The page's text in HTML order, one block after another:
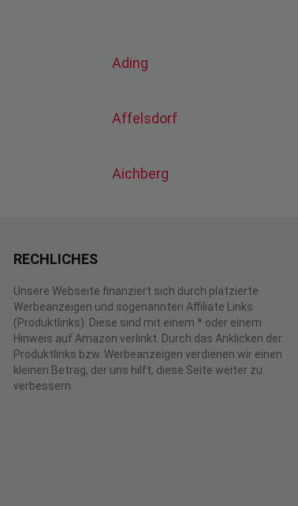
Ading
Affelsdorf
Aichberg
RECHLICHES
Unsere Webseite finanziert sich durch platzierte
Werbeanzeigen und sogenannten Affiliate Links
(Produktlinks). Diese sind mit einem * oder einem
Hinweis auf Amazon verlinkt. Durch das Anklicken der
Produktlinks bzw. Werbeanzeigen verdienen wir einen
kleinen Betrag, der uns hilft, diese Seite weiter zu
verbessern.